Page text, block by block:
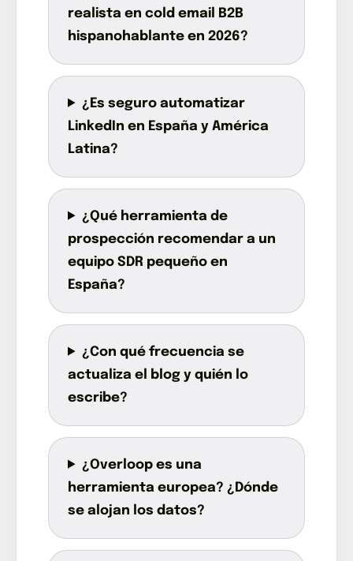
realista en cold email B2B
hispanohablante en 2026?
¿Es seguro automatizar
LinkedIn en España y América
Latina?
¿Qué herramienta de
prospección recomendar a un
equipo SDR pequeño en
España?
¿Con qué frecuencia se
actualiza el blog y quién lo
escribe?
¿Overloop es una
herramienta europea? ¿Dónde
se alojan los datos?